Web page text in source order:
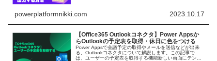
powerplatformnikki.com 2023.10.17
【Office365 Outlookコネクタ】Power Appsか
らOutlookの予定表を取得・休日に色をつける
Power Appsで会議予定の取得やメールを送信などが出来
る、Outlookコネクタについて解説します。この記事で
は、ユーザーの予定表を取得する機能新しい画面にテンプ